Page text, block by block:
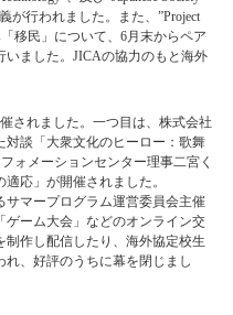
が行われました。また、”Project
移民」について、6月末からペア
いました。JICAの協力のもと海外
されました。一つ目は、株式会社
談「大衆文化のヒーロー：歌舞
ォメーションセンター理事二宮く
応」が開催されました。
マープログラム運営委員会主催
ーム大会」などのオンライン交
作し配信したり、海外協定校生
、好評のうちに幕を閉じまし